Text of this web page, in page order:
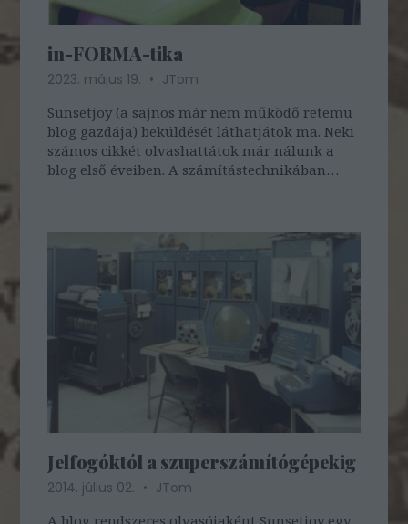
in-FORMA-tika
2023. május 19.
JTom
Sunsetjoy (a sajnos már nem működő retemu
blog gazdája) beküldését láthatjátok ma. Neki
számos cikkét olvashattátok már nálunk a
blog első éveiben. A számítástechnikában
Jelfogóktól a szuperszámítógépekig
2014. július 02.
JTom
A blog rendszeres olvasójaként Sunsetjoy egy